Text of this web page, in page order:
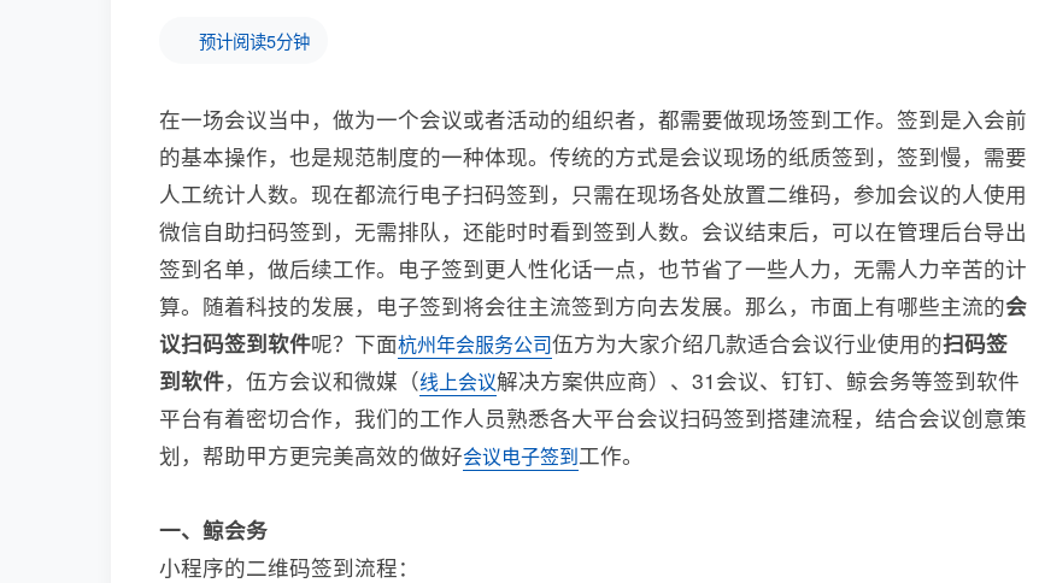
预计阅读5分钟
在一场会议当中，做为一个会议或者活动的组织者，都需要做现场签到工作。签到是入会前
的基本操作，也是规范制度的一种体现。传统的方式是会议现场的纸质签到，签到慢，需要
人工统计人数。现在都流行电子扫码签到，只需在现场各处放置二维码，参加会议的人使用
微信自助扫码签到，无需排队，还能时时看到签到人数。会议结束后，可以在管理后台导出
签到名单，做后续工作。电子签到更人性化话一点，也节省了一些人力，无需人力辛苦的计
算。随着科技的发展，电子签到将会往主流签到方向去发展。那么，市面上有哪些主流的会
议扫码签到软件呢？下面杭州年会服务公司伍方为大家介绍几款适合会议行业使用的扫码签
到软件，伍方会议和微媒（线上会议解决方案供应商）、31会议、钉钉、鲸会务等签到软件
平台有着密切合作，我们的工作人员熟悉各大平台会议扫码签到搭建流程，结合会议创意策
划，帮助甲方更完美高效的做好会议电子签到工作。
一、鲸会务
小程序的二维码签到流程：